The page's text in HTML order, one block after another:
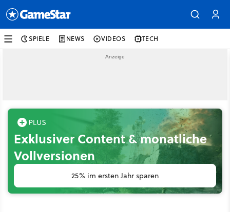
SPIELE NEWS VIDEOS TECH
Exklusiver Content & monatliche
Vollversionen
25% im ersten Jahr sparen